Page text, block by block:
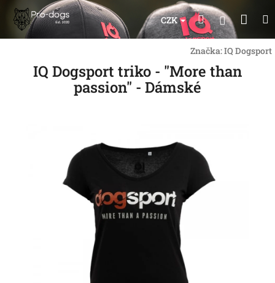
Přejít
obsah
CZK Hledat
Značka:IQ Dogsport
IQ Dogsport triko - "More than
passion" - Dámské